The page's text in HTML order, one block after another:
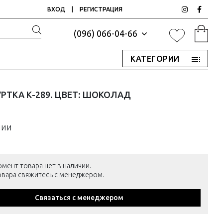
ВХОД РЕГИСТРАЦИЯ
(096) 066-04-66
КАТЕГОРИИ
К-289. ЦВЕТ: ШОКОЛАД
товара нет в наличии.
свяжитесь с менеджером.
Связаться с менеджером